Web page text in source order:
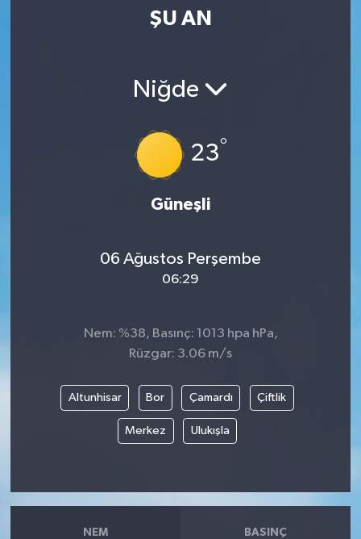
ŞU AN
Niğde
23°
Güneşli
06 Ağustos Perşembe
06:29
Nem: %38, Basınç: 1013 hpa hPa,
Rüzgar: 3.06 m/s
Altunhisar Bor Çamardı Çiftlik
Merkez Ulukışla
NEM BASINÇ